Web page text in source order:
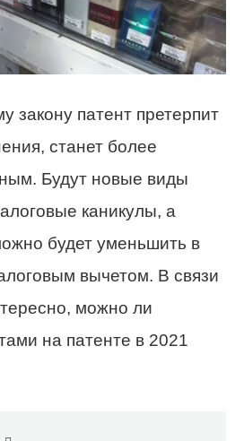
закону патент претерпит
станет более
Будут новые виды
каникулы, а
будет уменьшить в
вычетом. В связи
можно ли
на патенте в 2021